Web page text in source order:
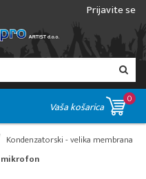
Prijavite se
Vaša košarica
0
Kondenzatorski - velika membrana